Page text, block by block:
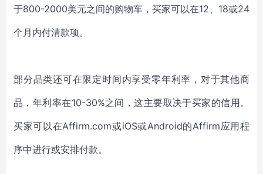
于800-2000美元之间的购物车，买家可以在12、18或24
个月内付清款项。
部分品类还可在限定时间内享受零年利率，对于其他商
品，年利率在10-30%之间，这主要取决于买家的信用。
买家可以在Affirm.com或iOS或Android的Affirm应用程
序中进行或安排付款。